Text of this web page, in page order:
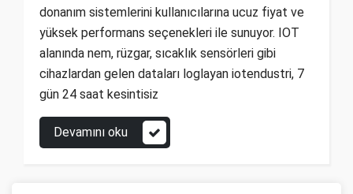
donanım sistemlerini kullanıcılarına ucuz fiyat ve
yüksek performans seçenekleri ile sunuyor. IOT
alanında nem, rüzgar, sıcaklık sensörleri gibi
cihazlardan gelen dataları loglayan iotendustri, 7
gün 24 saat kesintisiz
Devamını oku